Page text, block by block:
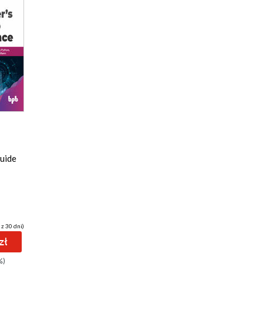
z 30 dni)